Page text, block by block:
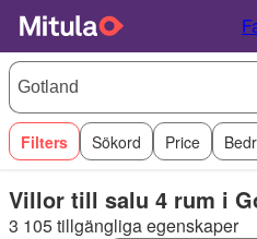
Filters Sökord Price
Villor till salu 4 rum i
3 105 tillgängliga egenskaper